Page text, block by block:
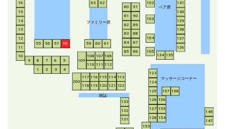
ファミリー席
ペア席
マッサージコーナー
雑誌
1 2 3 4
5
6
7
8
9
10
11
12
13
14
15
16
55 56 57 58 59 60 61
62
63
80
81
82
83
84
85 86
87
88
89
90
91
102
103
104
105
106
107
108
109
110 111 112
113
114
115
116
117
118 119 120 121 122
123
124
125
126
127
128
131
132
133
134 135
136
137
138
139
140
141
146
147
153
154
155
156
157 158
200